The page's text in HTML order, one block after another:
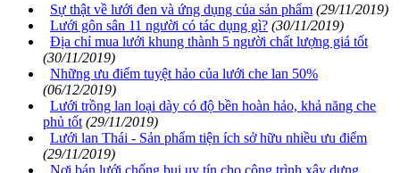
Sự thật về lưới đen và ứng dụng của sản phẩm (29/11/2019)
Lưới gôn sân 11 người có tác dụng gì? (30/11/2019)
Địa chỉ mua lưới khung thành 5 người chất lượng giá tốt
(30/11/2019)
Những ưu điểm tuyệt hảo của lưới che lan 50%
(06/12/2019)
Lưới trồng lan loại dày có độ bền hoàn hảo, khả năng che
phủ tốt (29/11/2019)
Lưới lan Thái - Sản phẩm tiện ích sở hữu nhiều ưu điểm
(29/11/2019)
Nơi bán lưới chống bụi uy tín cho công trình xây dựng